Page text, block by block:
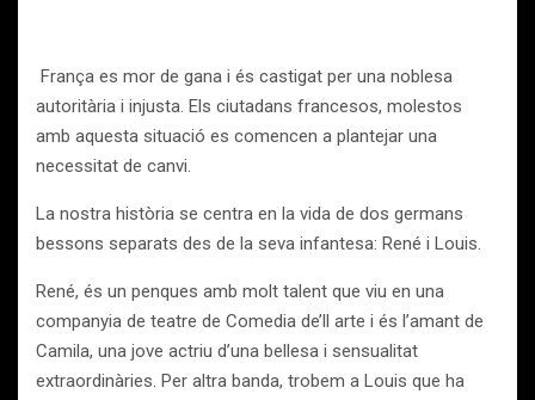
França es mor de gana i és castigat per una noblesa
autoritària i injusta. Els ciutadans francesos, molestos
amb aquesta situació es comencen a plantejar una
necessitat de canvi.
La nostra història se centra en la vida de dos germans
bessons separats des de la seva infantesa: René i Louis.
René, és un penques amb molt talent que viu en una
companyia de teatre de Comedia de’ll arte i és l’amant de
Camila, una jove actriu d’una bellesa i sensualitat
extraordinàries. Per altra banda, trobem a Louis que ha